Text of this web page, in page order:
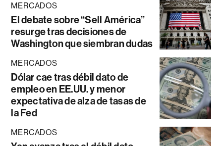
MERCADOS
El debate sobre “Sell América”
resurge tras decisiones de
Washington que siembran dudas
MERCADOS
Dólar cae tras débil dato de
empleo en EE.UU. y menor
expectativa de alza de tasas de
la Fed
MERCADOS